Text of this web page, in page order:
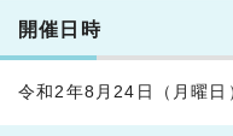
開催日時
令和2年8月24日（月曜